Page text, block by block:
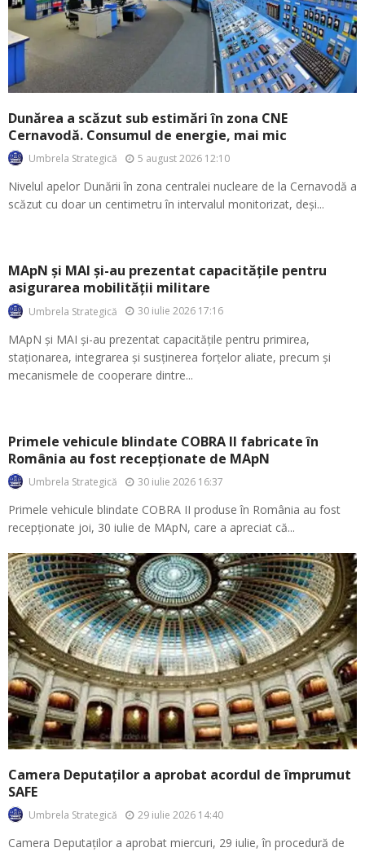
Dunărea a scăzut sub estimări în zona CNE
Cernavodă. Consumul de energie, mai mic
Umbrela Strategică 5 august 2026 12:10
Nivelul apelor Dunării în zona centralei nucleare de la Cernavodă a
scăzut cu doar un centimetru în intervalul monitorizat, deși...
MApN și MAI și-au prezentat capacitățile pentru
asigurarea mobilității militare
Umbrela Strategică 30 iulie 2026 17:16
MApN și MAI și-au prezentat capacitățile pentru primirea,
staționarea, integrarea și susținerea forțelor aliate, precum și
mecanismele de cooperare dintre...
Primele vehicule blindate COBRA II fabricate în
România au fost recepționate de MApN
Umbrela Strategică 30 iulie 2026 16:37
Primele vehicule blindate COBRA II produse în România au fost
recepționate joi, 30 iulie de MApN, care a apreciat că...
Camera Deputaților a aprobat acordul de împrumut
SAFE
Umbrela Strategică 29 iulie 2026 14:40
Camera Deputaților a aprobat miercuri, 29 iulie, în procedură de